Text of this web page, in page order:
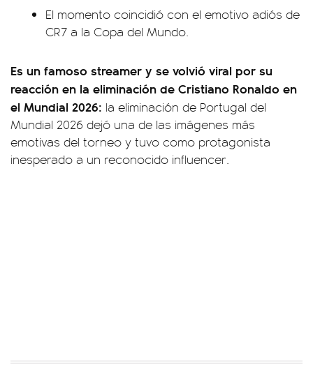
El momento coincidió con el emotivo adiós de
CR7 a la Copa del Mundo.
Es un famoso streamer y se volvió viral por su
reacción en la eliminación de Cristiano Ronaldo en
el Mundial 2026: la eliminación de Portugal del
Mundial 2026 dejó una de las imágenes más
emotivas del torneo y tuvo como protagonista
inesperado a un reconocido influencer.